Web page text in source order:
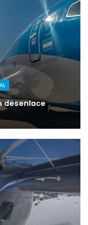
desenlace